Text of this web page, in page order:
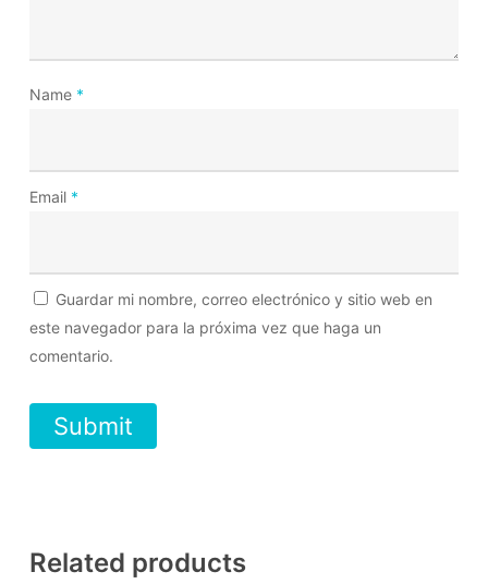
Name *
Email *
Guardar mi nombre, correo electrónico y sitio web en
este navegador para la próxima vez que haga un
comentario.
Related products